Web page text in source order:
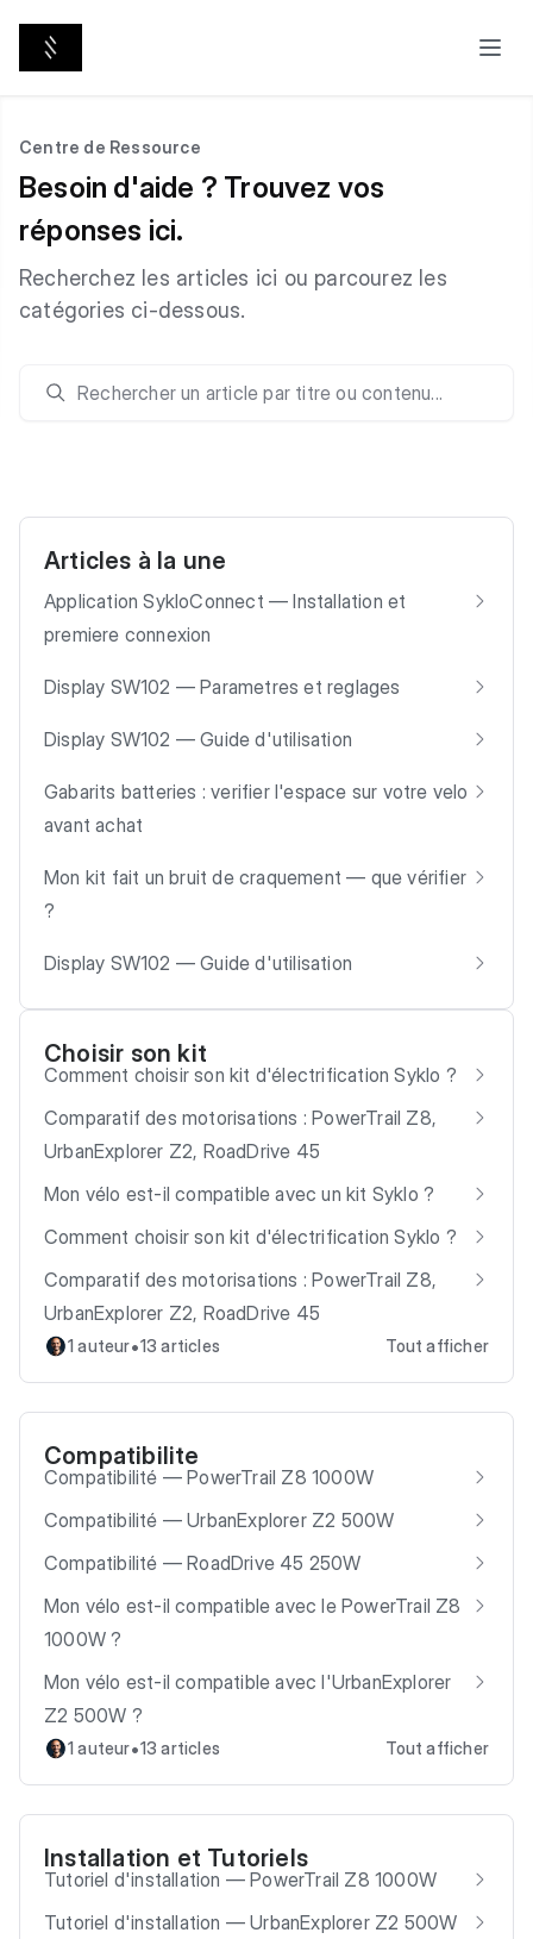
Centre de Ressource
Besoin d'aide ? Trouvez vos
réponses ici.
Recherchez les articles ici ou parcourez les
catégories ci-dessous.
Articles à la une
Application SykloConnect — Installation et
premiere connexion
Display SW102 — Parametres et reglages
Display SW102 — Guide d'utilisation
Gabarits batteries : verifier l'espace sur votre velo
avant achat
Mon kit fait un bruit de craquement — que vérifier
?
Display SW102 — Guide d'utilisation
Choisir son kit
Comment choisir son kit d'électrification Syklo ?
Comparatif des motorisations : PowerTrail Z8,
UrbanExplorer Z2, RoadDrive 45
Mon vélo est-il compatible avec un kit Syklo ?
Comment choisir son kit d'électrification Syklo ?
Comparatif des motorisations : PowerTrail Z8,
UrbanExplorer Z2, RoadDrive 45
1 auteur•13 articles Tout afficher
Compatibilite
Compatibilité — PowerTrail Z8 1000W
Compatibilité — UrbanExplorer Z2 500W
Compatibilité — RoadDrive 45 250W
Mon vélo est-il compatible avec le PowerTrail Z8
1000W ?
Mon vélo est-il compatible avec l'UrbanExplorer
Z2 500W ?
1 auteur•13 articles Tout afficher
Installation et Tutoriels
Tutoriel d'installation — PowerTrail Z8 1000W
Tutoriel d'installation — UrbanExplorer Z2 500W